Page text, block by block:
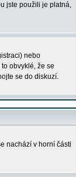
jste použili je platná,
nebo
obvyklé, že se
se do diskuzí.
nachází v horní části